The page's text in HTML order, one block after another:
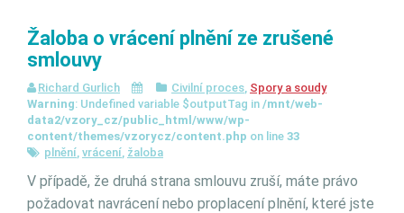
Žaloba o vrácení plnění ze zrušené
smlouvy
Richard Gurlich Civilní proces, Spory a soudy
Warning: Undefined variable $outputTag in /mnt/web-
data2/vzory_cz/public_html/www/wp-
content/themes/vzorycz/content.php on line 33
plnění, vrácení, žaloba
V případě, že druhá strana smlouvu zruší, máte právo
požadovat navrácení nebo proplacení plnění, které jste